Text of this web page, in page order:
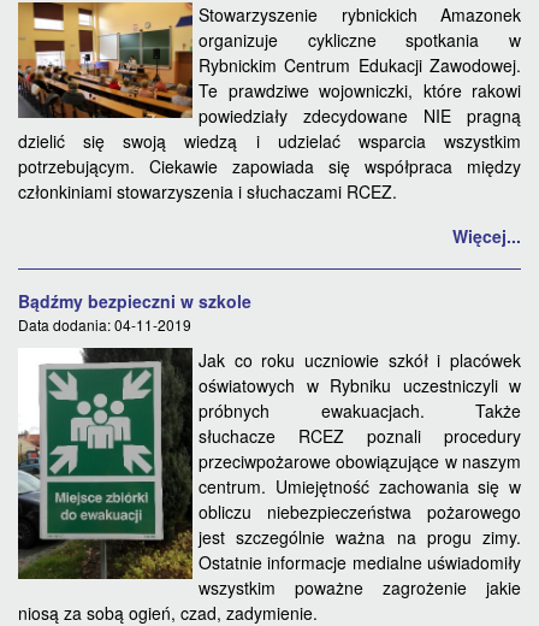
Stowarzyszenie rybnickich Amazonek
organizuje cykliczne spotkania w
Rybnickim Centrum Edukacji Zawodowej.
Te prawdziwe wojowniczki, które rakowi
powiedziały zdecydowane NIE pragną
dzielić się swoją wiedzą i udzielać wsparcia wszystkim
potrzebującym. Ciekawie zapowiada się współpraca między
członkiniami stowarzyszenia i słuchaczami RCEZ.
Więcej...
Bądźmy bezpieczni w szkole
Data dodania: 04-11-2019
Jak co roku uczniowie szkół i placówek
oświatowych w Rybniku uczestniczyli w
próbnych ewakuacjach. Także
słuchacze RCEZ poznali procedury
przeciwpożarowe obowiązujące w naszym
centrum. Umiejętność zachowania się w
obliczu niebezpieczeństwa pożarowego
jest szczególnie ważna na progu zimy.
Ostatnie informacje medialne uświadomiły
wszystkim poważne zagrożenie jakie
niosą za sobą ogień, czad, zadymienie.